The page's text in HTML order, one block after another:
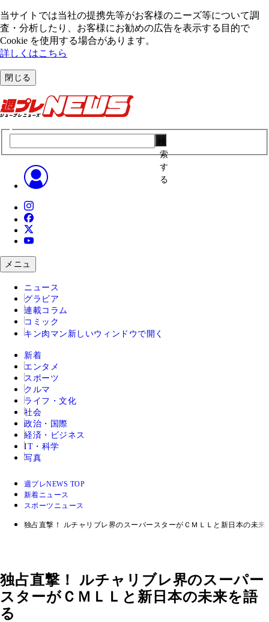
当サイトでは当社の提携先等がお客様のニーズ等について調
査・分析したり、お客様にお勧めの広告を表⽰する⽬的で
Cookie を使⽤する場合があります。
詳しくはこちら
閉じる
索
す
る
メニュ
ニュース
グラビア
連載コラム
コミック
キン肉マン 新しいウィンドウで開く
新着
エンタメ
スポーツ
クルマ
ライフ・文化
社会
政治・国際
経済・ビジネス
IT・科学
写真
週プレNEWS TOP
新着ニュース
スポーツニュース
独占直撃！ ルチャリブレ界のスーパースターがＣＭＬＬと新日本の未来
独占直撃！ ルチャリブレ界のスーパー
スターがＣＭＬＬと新日本の未来を語
る